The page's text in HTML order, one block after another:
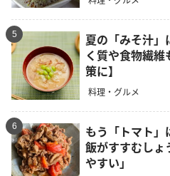
5
夏の「みそ汁」
く質や食物繊
策に】
料理・グルメ
6
もう「トマト
飯がすすむしょ
やすい」